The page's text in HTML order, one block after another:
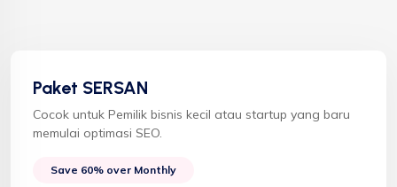
Paket SERSAN
Cocok untuk Pemilik bisnis kecil atau startup yang baru
memulai optimasi SEO.
Save 60% over Monthly